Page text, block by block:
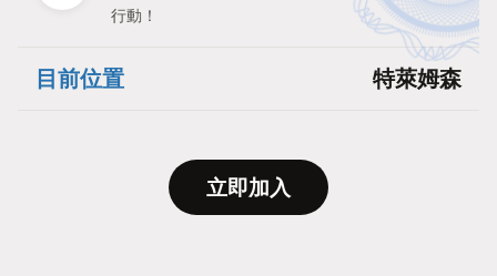
行動！
目前位置 特萊姆森
立即加入